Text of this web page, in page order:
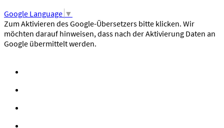
Google Language ▼
Zum Aktivieren des Google-Übersetzers bitte klicken. Wir
möchten darauf hinweisen, dass nach der Aktivierung Daten an
Google übermittelt werden.